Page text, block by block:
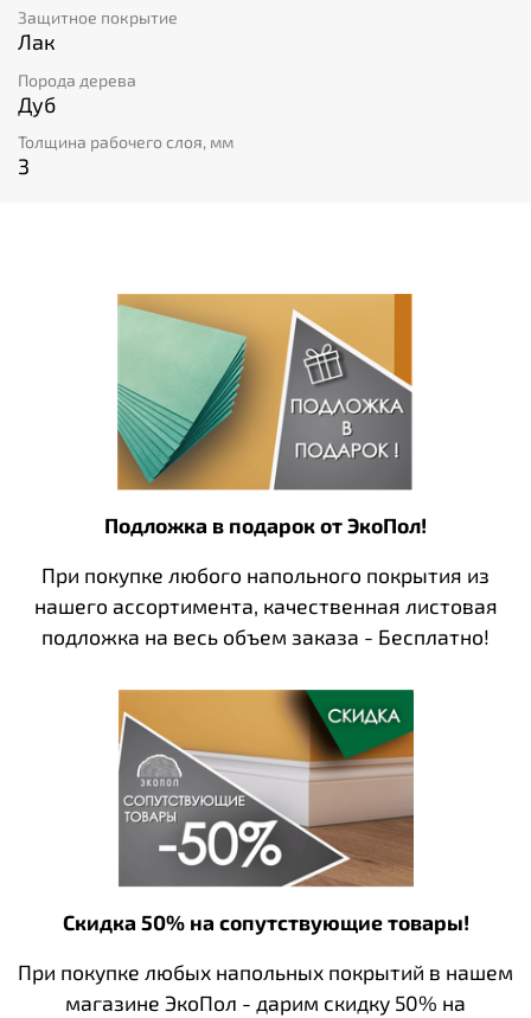
Защитное покрытие
Лак
Порода дерева
Дуб
Толщина рабочего слоя, мм
3
Подложка в подарок от ЭкоПол!
При покупке любого напольного покрытия из
нашего ассортимента, качественная листовая
подложка на весь объем заказа - Бесплатно!
Скидка 50% на сопутствующие товары!
При покупке любых напольных покрытий в нашем
магазине ЭкоПол - дарим скидку 50% на